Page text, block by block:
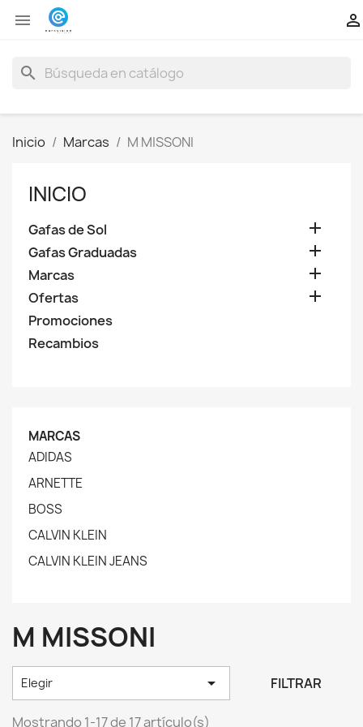
 
search
Inicio Marcas M MISSONI
INICIO
Gafas de Sol 
Gafas Graduadas 
Marcas 
Ofertas 
Promociones
Recambios
MARCAS
ADIDAS
ARNETTE
BOSS
CALVIN KLEIN
CALVIN KLEIN JEANS
M MISSONI
Elegir  FILTRAR
Mostrando 1-17 de 17 artículo(s)